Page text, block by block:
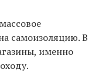
самоизоляцию. В
именно